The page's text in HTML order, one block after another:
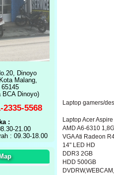
Laptop gamers/
Laptop Acer
AMD A6-6310
VGA Ati Radeon
14" LED HD
DDR3 2GB
HDD 500GB
Dinoyo
Malang,
BCA Dinoyo)
5568
:
21.00
: 09.30-18.00